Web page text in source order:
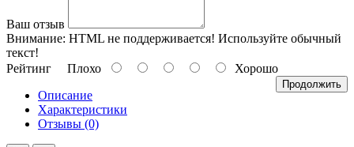
Ваш отзыв
Внимание: HTML не поддерживается! Используйте обычный
текст!
Рейтинг Плохо Хорошо
Продолжить
Описание
Характеристики
Отзывы (0)